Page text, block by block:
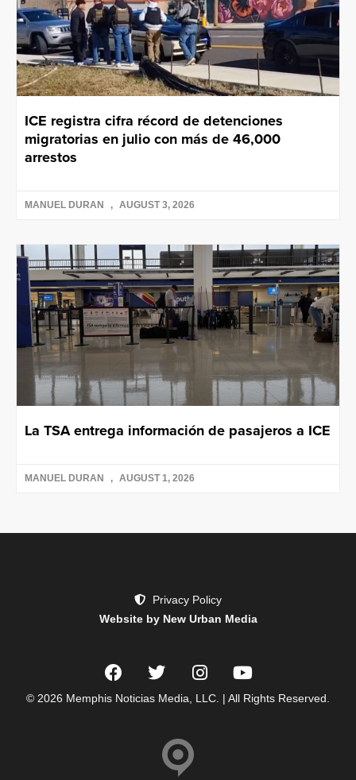
ICE registra cifra récord de detenciones
migratorias en julio con más de 46,000
arrestos
MANUEL DURAN AUGUST 3, 2026
La TSA entrega información de pasajeros a ICE
MANUEL DURAN AUGUST 1, 2026
Privacy Policy
Website by New Urban Media
© 2026 Memphis Noticias Media, LLC. | All Rights Reserved.